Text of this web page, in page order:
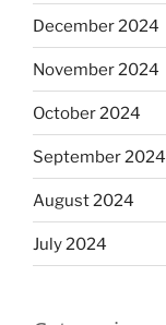
December 2024
November 2024
October 2024
September 2024
August 2024
July 2024